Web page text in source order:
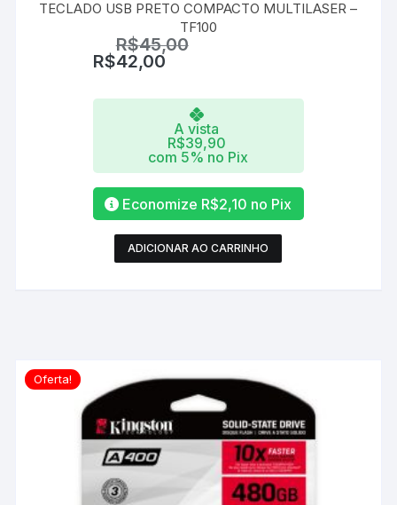
TECLADO USB PRETO COMPACTO MULTILASER –
TF100
R$45,00
R$42,00
A vista
R$39,90
com 5% no Pix
Economize R$2,10 no Pix
ADICIONAR AO CARRINHO
Oferta!